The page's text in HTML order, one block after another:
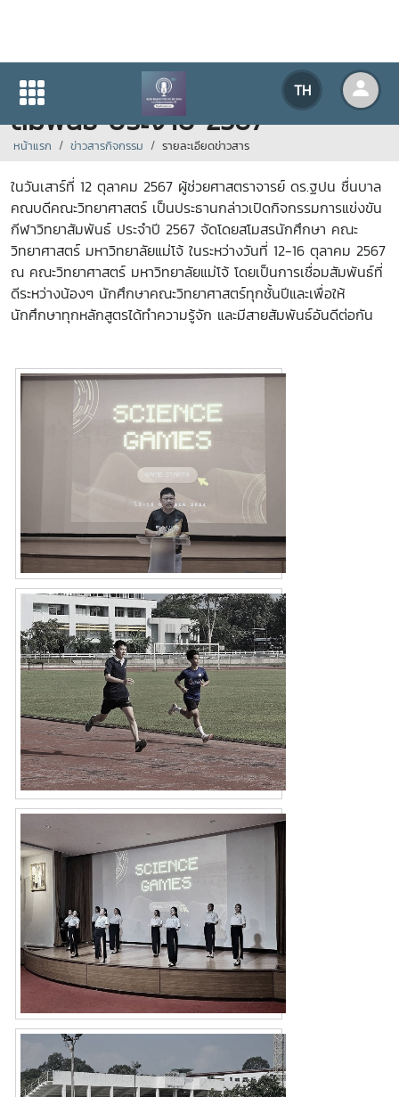
TH
กิจกรรมการแข่งขันกีฬาวิทยา
สัมพันธ์ ประจำปี 2567
หน้าแรก ข่าวสารกิจกรรม รายละเอียดข่าวสาร
ในวันเสาร์ที่ 12 ตุลาคม 2567 ผู้ช่วยศาสตราจารย์ ดร.ฐปน ชื่นบาล
คณบดีคณะวิทยาศาสตร์ เป็นประธานกล่าวเปิดกิจกรรมการแข่งขัน
กีฬาวิทยาสัมพันธ์ ประจำปี 2567 จัดโดยสโมสรนักศึกษา คณะ
วิทยาศาสตร์ มหาวิทยาลัยแม่โจ้ ในระหว่างวันที่ 12-16 ตุลาคม 2567
ณ คณะวิทยาศาสตร์ มหาวิทยาลัยแม่โจ้ โดยเป็นการเชื่อมสัมพันธ์ที่
ดีระหว่างน้องๆ นักศึกษาคณะวิทยาศาสตร์ทุกชั้นปีและเพื่อให้
นักศึกษาทุกหลักสูตรได้ทำความรู้จัก และมีสายสัมพันธ์อันดีต่อกัน